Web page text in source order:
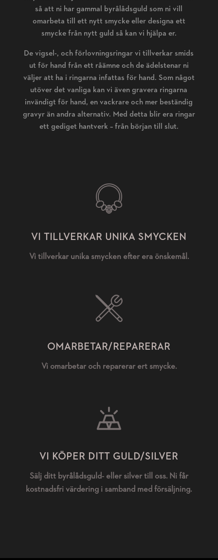
så att ni har gammal byrålådsguld som ni vill
omarbeta till ett nytt smycke eller designa ett
smycke från nytt guld så kan vi hjälpa er.
De vigsel-, och förlovningsringar vi tillverkar smids
ut för hand från ett råämne och de ädelstenar ni
väljer att ha i ringarna infattas för hand. Som något
utöver det vanliga kan vi även gravera ringarna
invändigt för hand, en vackrare och mer beständig
gravyr än andra alternativ. Med detta blir era ringar
ett gediget hantverk – från början till slut.
VI TILLVERKAR UNIKA SMYCKEN
Vi tillverkar unika smycken efter era önskemål.
OMARBETAR/REPARERAR
Vi omarbetar och reparerar ert smycke.
VI KÖPER DITT GULD/SILVER
Sälj ditt byrålådsguld- eller silver till oss. Ni får
kostnadsfri värdering i samband med försäljning.